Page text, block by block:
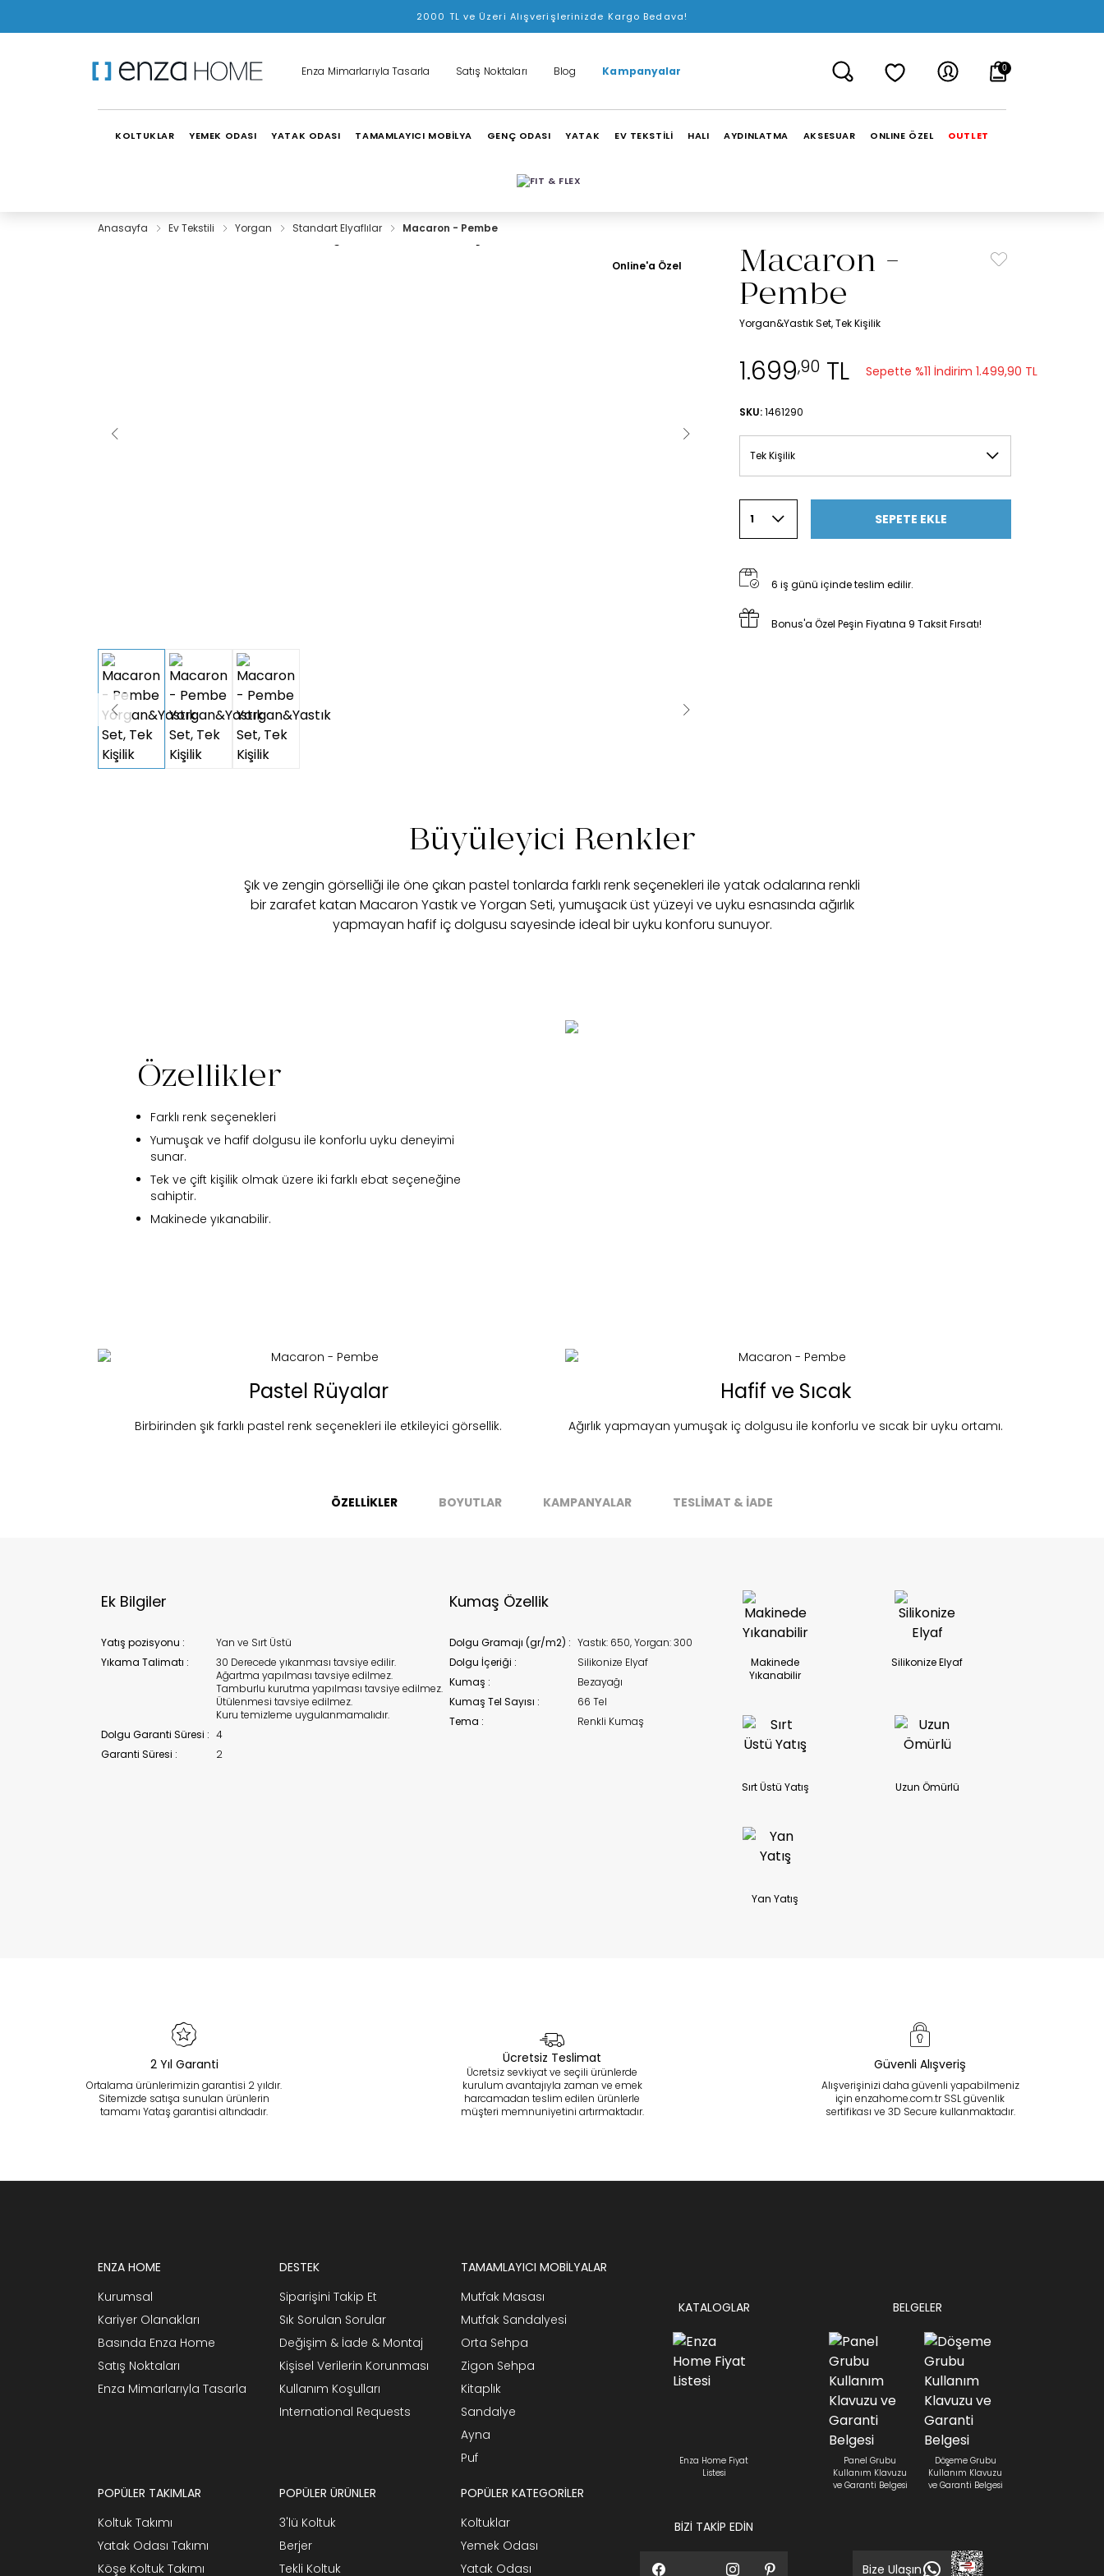
2000 TL ve Üzeri Alışverişlerinizde Kargo Bedava!
Enza Mimarlarıyla Tasarla Satış Noktaları Blog Kampanyalar 0
KOLTUKLAR YEMEK ODASI YATAK ODASI TAMAMLAYICI MOBİLYA GENÇ ODASI YATAK EV TEKSTİLİ HALI AYDINLATMA AKSESUAR ONLINE ÖZEL OUTLET
Anasayfa Ev Tekstili Yorgan Standart Elyaflılar Macaron - Pembe
Online'a Özel
Macaron -
Pembe
Yorgan&Yastık Set, Tek Kişilik
1.699,90TL Sepette %11 İndirim 1.499,90 TL
SKU: 1461290
Tek Kişilik
1 SEPETE EKLE
6 iş günü içinde teslim edilir.
Bonus'a Özel Peşin Fiyatına 9 Taksit Fırsatı!
Find in Store Macaron - Pembe
Büyüleyici Renkler
Şık ve zengin görselliği ile öne çıkan pastel tonlarda farklı renk seçenekleri ile yatak odalarına renkli
bir zarafet katan Macaron Yastık ve Yorgan Seti, yumuşacık üst yüzeyi ve uyku esnasında ağırlık
yapmayan hafif iç dolgusu sayesinde ideal bir uyku konforu sunuyor.
Özellikler
Farklı renk seçenekleri
Yumuşak ve hafif dolgusu ile konforlu uyku deneyimi
sunar.
Tek ve çift kişilik olmak üzere iki farklı ebat seçeneğine
sahiptir.
Makinede yıkanabilir.
Pastel Rüyalar
Birbirinden şık farklı pastel renk seçenekleri ile etkileyici görsellik.
Hafif ve Sıcak
Ağırlık yapmayan yumuşak iç dolgusu ile konforlu ve sıcak bir uyku ortamı.
ÖZELLİKLER BOYUTLAR KAMPANYALAR TESLİMAT & İADE
Ek Bilgiler
Yatış pozisyonu :
Yan ve Sırt Üstü
Yıkama Talimatı :
30 Derecede yıkanması tavsiye edilir.
Ağartma yapılması tavsiye edilmez.
Tamburlu kurutma yapılması tavsiye edilmez.
Ütülenmesi tavsiye edilmez.
Kuru temizleme uygulanmamalıdır.
Dolgu Garanti Süresi : 4
Garanti Süresi :
2
Kumaş Özellik
Dolgu Gramajı (gr/m2) : Yastık: 650, Yorgan: 300
Dolgu İçeriği :
Silikonize Elyaf
Kumaş :
Bezayağı
Kumaş Tel Sayısı :
66 Tel
Tema :
Renkli Kumaş
Makinede
Yıkanabilir
Silikonize Elyaf
Sırt Üstü Yatış Uzun Ömürlü
Yan Yatış
2 Yıl Garanti
Ortalama ürünlerimizin garantisi 2 yıldır.
Sitemizde satışa sunulan ürünlerin
tamamı Yataş garantisi altındadır.
Ücretsiz Teslimat
Ücretsiz sevkiyat ve seçili ürünlerde
kurulum avantajıyla zaman ve emek
harcamadan teslim edilen ürünlerle
müşteri memnuniyetini artırmaktadır.
Güvenli Alışveriş
Alışverişinizi daha güvenli yapabilmeniz
için enzahome.com.tr SSL güvenlik
sertifikası ve 3D Secure kullanmaktadır.
Bu ürün stoklarımıza geldiğinde posta adresinizden sizleri bilgilendireceğiz.
ENZA HOME
Kurumsal
Kariyer Olanakları
Basında Enza Home
Satış Noktaları
Enza Mimarlarıyla Tasarla
DESTEK
Siparişini Takip Et
Sık Sorulan Sorular
Değişim & İade & Montaj
Kişisel Verilerin Korunması
Kullanım Koşulları
International Requests
TAMAMLAYICI MOBİLYALAR
Mutfak Masası
Mutfak Sandalyesi
Orta Sehpa
Zigon Sehpa
Kitaplık
Sandalye
Ayna
Puf
POPÜLER TAKIMLAR
Koltuk Takımı
Yatak Odası Takımı
Köşe Koltuk Takımı
POPÜLER ÜRÜNLER
3'lü Koltuk
Berjer
Tekli Koltuk
POPÜLER KATEGORİLER
Koltuklar
Yemek Odası
Yatak Odası
KATALOGLAR
Enza Home Fiyat
Listesi
BİZİ TAKİP EDİN
BELGELER
Panel Grubu
Kullanım Klavuzu
ve Garanti Belgesi
Döşeme Grubu
Kullanım Klavuzu
ve Garanti Belgesi
Bize Ulaşın